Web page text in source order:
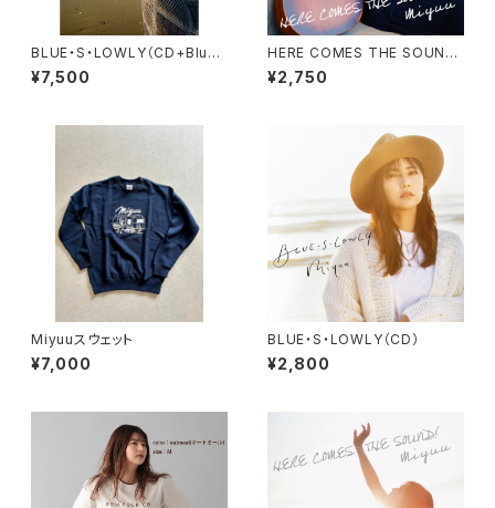
BLUE・S・LOWLY（CD+Blu-r
ay）
¥7,500
HERE COMES THE SOUND!
（CD+DVD）
¥2,750
Miyuuスウェット
¥7,000
BLUE・S・LOWLY（CD）
¥2,800